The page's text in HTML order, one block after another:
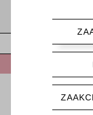
Po rejestracji w